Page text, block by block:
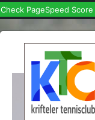
Check PageSpeed Score